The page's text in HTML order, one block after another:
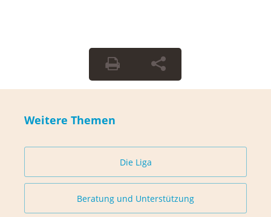
Weitere Themen
Die Liga
Beratung und Unterstützung